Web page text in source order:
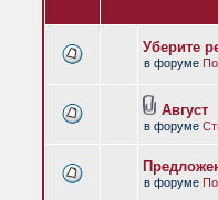
Уберите
в форуме
Август
в форуме
в форуме